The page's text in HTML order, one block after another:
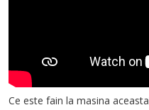
Ce este fain la masina